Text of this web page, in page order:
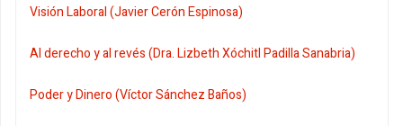
Visión Laboral (Javier Cerón Espinosa)
Al derecho y al revés (Dra. Lizbeth Xóchitl Padilla Sanabria)
Poder y Dinero (Víctor Sánchez Baños)